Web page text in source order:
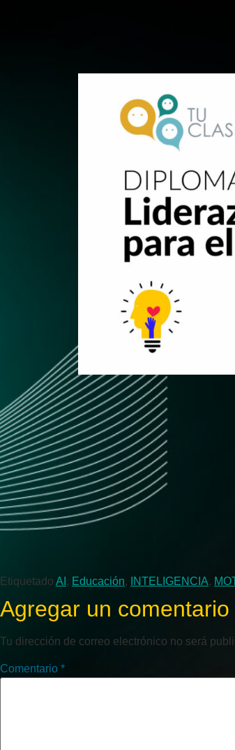
Etiquetado AI , Educación, INTELIGENCIA,
Agregar un comentario
Tu dirección de correo electrónico no será
Comentario *